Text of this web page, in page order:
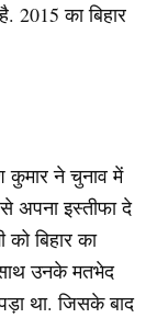
2015 का बिहार
कुमार ने चुनाव में
अपना इस्तीफा दे
को बिहार का
उनके मतभेद
था. जिसके बाद